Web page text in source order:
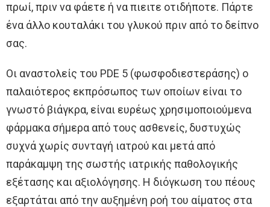
πρωί, πριν να φάετε ή να πιειτε οτιδήποτε. Πάρτε
ένα άλλο κουταλάκι του γλυκού πριν από το δείπνο
σας.
Οι αναστολείς του PDE 5 (φωσφοδιεστεράσης) ο
παλαιότερος εκπρόσωπος των οποίων είναι το
γνωστό βιάγκρα, είναι ευρέως χρησιμοποιούμενα
φάρμακα σήμερα από τους ασθενείς, δυστυχώς
συχνά χωρίς συνταγή ιατρού και μετά από
παράκαμψη της σωστής ιατρικής παθολογικής
εξέτασης και αξιολόγησης. Η διόγκωση του πέους
εξαρτάται από την αυξημένη ροή του αίματος στα